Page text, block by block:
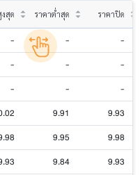
สุด ราคาต่ำสุด ราคาปิด
- -
-
- -
-
- -
-
9.91
9.93
9.95
9.98
9.84
9.93